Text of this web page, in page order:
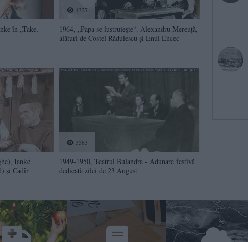
în „Take,
4327
1964, „Papa se lustruieşte“. Alexandru Mereuţă,
alături de Costel Rădulescu şi Enul Encec
Ianke
şi Cadîr
3583
1949-1950, Teatrul Bulandra - Adunare festivă
dedicată zilei de 23 August